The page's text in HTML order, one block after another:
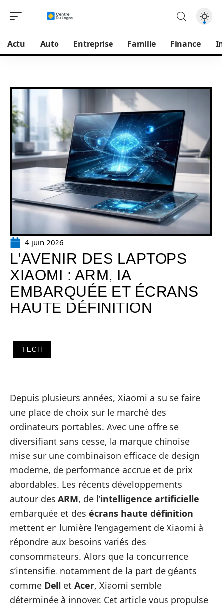
Actu Auto Entreprise Famille Finance
4 juin 2026
L’AVENIR DES LAPTOPS
XIAOMI : ARM, IA
EMBARQUÉE ET ÉCRANS
HAUTE DÉFINITION
TECH
Depuis plusieurs années, Xiaomi a su se faire
une place de choix sur le marché des
ordinateurs portables. Avec une offre se
diversifiant sans cesse, la marque chinoise
mise sur une combinaison efficace de design
moderne, de performance accrue et de prix
abordables. Les récents développements
autour des ARM, de l’intelligence artificielle
embarquée et des écrans haute définition
mettent en lumière l’engagement de Xiaomi à
répondre aux besoins variés des
consommateurs. Alors que la concurrence
s’intensifie, notamment de la part de géants
comme Dell et Acer, Xiaomi semble
déterminée à innover. Cet article vous propulse